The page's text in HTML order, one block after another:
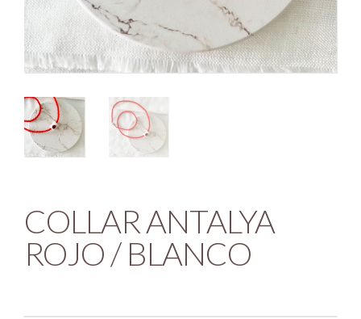
COLLAR ANTALYA
ROJO / BLANCO